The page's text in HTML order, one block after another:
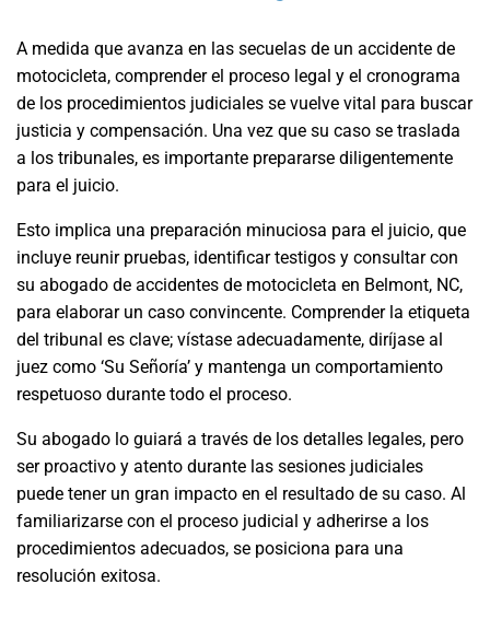
A medida que avanza en las secuelas de un accidente de
motocicleta, comprender el proceso legal y el cronograma
de los procedimientos judiciales se vuelve vital para buscar
justicia y compensación. Una vez que su caso se traslada
a los tribunales, es importante prepararse diligentemente
para el juicio.
Esto implica una preparación minuciosa para el juicio, que
incluye reunir pruebas, identificar testigos y consultar con
su abogado de accidentes de motocicleta en Belmont, NC,
para elaborar un caso convincente. Comprender la etiqueta
del tribunal es clave; vístase adecuadamente, diríjase al
juez como ‘Su Señoría’ y mantenga un comportamiento
respetuoso durante todo el proceso.
Su abogado lo guiará a través de los detalles legales, pero
ser proactivo y atento durante las sesiones judiciales
puede tener un gran impacto en el resultado de su caso. Al
familiarizarse con el proceso judicial y adherirse a los
procedimientos adecuados, se posiciona para una
resolución exitosa.